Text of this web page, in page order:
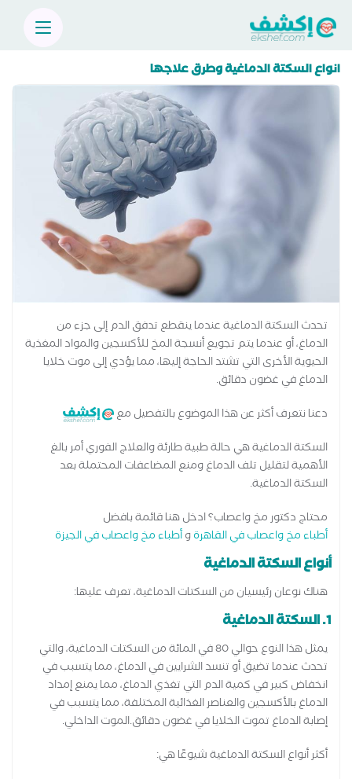
انواع السكتة الدماغية وطرق علاجها
تحدث السكتة الدماغية عندما ينقطع تدفق الدم إلى جزء من
الدماغ، أو عندما يتم تجويع أنسجة المخ للأكسجين والمواد المغذية
الحيوية الأخرى التي تشتد الحاجة إليها، مما يؤدي إلى موت خلايا
الدماغ في غضون دقائق.
دعنا نتعرف أكثر عن هذا الموضوع بالتفصيل مع
السكتة الدماغية هي حالة طبية طارئة والعلاج الفوري أمر بالغ
الأهمية لتقليل تلف الدماغ ومنع المضاعفات المحتملة بعد
السكتة الدماغية.
محتاج دكتور مخ واعصاب؟ ادخل هنا قائمة بافضل
أطباء مخ واعصاب في القاهرةوأطباء مخ واعصاب في الجيزة
أنواع السكتة الدماغية
هناك نوعان رئيسيان من السكتات الدماغية، تعرف عليها:
1. السكتة الدماغية
يمثل هذا النوع حوالي 80 في المائة من السكتات الدماغية، والتي
تحدث عندما تضيق أو تنسد الشرايين في الدماغ، مما يتسبب في
انخفاض كبير في كمية الدم التي تغذي الدماغ، مما يمنع إمداد
الدماغ بالأكسجين والعناصر الغذائية المختلفة، مما يتسبب في
إصابة الدماغ تموت الخلايا في غضون دقائق.الموت الداخلي.
أكثر أنواع السكتة الدماغية شيوعًا هي: